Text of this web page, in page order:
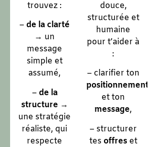
trouvez :
– de la clarté
→ un
message
simple et
assumé,
– de la
structure →
une stratégie
réaliste, qui
respecte
douce,
structurée et
humaine
pour t’aider à
:
– clarifier ton
positionnement
et ton
message,
– structurer
tes offreset